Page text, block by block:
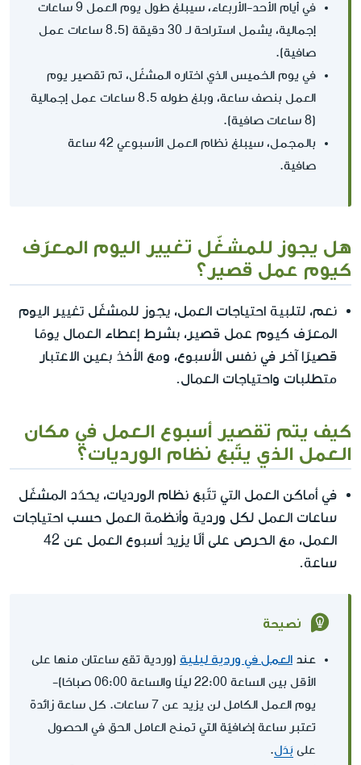
في أيام الأحد-الأربعاء، سيبلغ طول يوم العمل 9 ساعات
إجمالية، يشمل استراحة لـ 30 دقيقة (8.5 ساعات عمل
صافية).
في يوم الخميس الذي اختاره المشغّل، تم تقصير يوم
العمل بنصف ساعة، وبلغ طوله 8.5 ساعات عمل إجمالية
(8 ساعات صافية).
بالمجمل، سيبلغ نظام العمل الأسبوعي 42 ساعة
صافية.
هل يجوز للمشغّل تغيير اليوم المعرّف
كيوم عمل قصير؟
نعم، لتلبية احتياجات العمل، يجوز للمشغّل تغيير اليوم
المعرّف كيوم عمل قصير، بشرط إعطاء العمال يومًا
قصيرًا آخر في نفس الأسبوع، ومع الأخذ بعين الاعتبار
متطلبات واحتياجات العمال.
كيف يتم تقصير أسبوع العمل في مكان
العمل الذي يتّبع نظام الورديات؟
في أماكن العمل التي تتّبع نظام الورديات، يحدّد المشغّل
ساعات العمل لكل وردية وأنظمة العمل حسب احتياجات
العمل، مع الحرص على ألّا يزيد أسبوع العمل عن 42
ساعة.
نصيحة
عند العمل في وردية ليلية (وردية تقع ساعتان منها على
الأقل بين الساعة 22:00 ليلًا والساعة 06:00 صباحًا)-
يوم العمل الكامل لن يزيد عن 7 ساعات. كل ساعة زائدة
تعتبر ساعة إضافيّة التي تمنح العامل الحق في الحصول
على بَدَل.